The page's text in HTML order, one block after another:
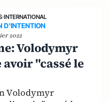
›INTERNATIONAL
D'INTENTION
2022
Volodymyr
"cassé le
Volodymyr